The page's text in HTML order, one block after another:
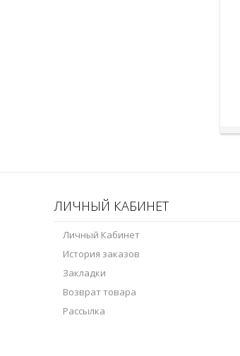
ЛИЧНЫЙ КАБИНЕТ
Личный Кабинет
История заказов
Закладки
Возврат товара
Рассылка